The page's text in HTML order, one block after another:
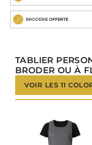
BRODERIE OFFERTE
TABLIER
BRODER OU À
VOIR LES 11